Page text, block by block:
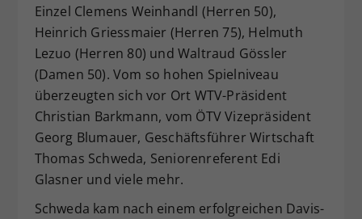
Einzel Clemens Weinhandl (Herren 50),
Heinrich Griessmaier (Herren 75), Helmuth
Lezuo (Herren 80) und Waltraud Gössler
(Damen 50). Vom so hohen Spielniveau
überzeugten sich vor Ort WTV-Präsident
Christian Barkmann, vom ÖTV Vizepräsident
Georg Blumauer, Geschäftsführer Wirtschaft
Thomas Schweda, Seniorenreferent Edi
Glasner und viele mehr.
Schweda kam nach einem erfolgreichen Davis-